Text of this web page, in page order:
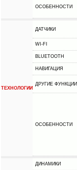
ОСОБЕННОСТИ
ТЕХНОЛОГИИ
ДАТЧИКИ
WI-FI
BLUETOOTH
НАВИГАЦИЯ
ДРУГИЕ ФУНКЦИИ
ОСОБЕННОСТИ
ДИНАМИКИ